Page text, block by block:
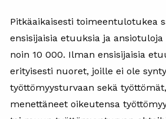
Pitkäaikaisesti toimeentulotukea
ensisijaisia etuuksia ja
noin 10 000. Ilman ensisijaisia
erityisesti nuoret, joille ei ole
työttömyysturvaan sekä
menettäneet oikeutensa